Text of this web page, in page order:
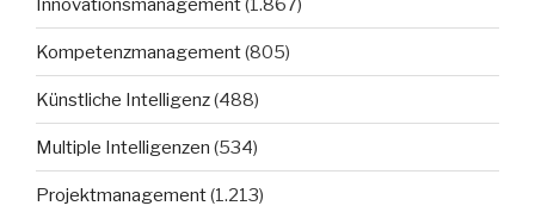
Innovationsmanagement(1.867)
Kompetenzmanagement(805)
Künstliche Intelligenz(488)
Multiple Intelligenzen (534)
Projektmanagement(1.213)